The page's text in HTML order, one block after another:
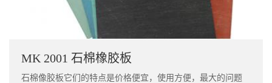
MK 2001 石棉橡胶板
石棉像胶板它们的特点是价格便宜，使用方便，最大的问题